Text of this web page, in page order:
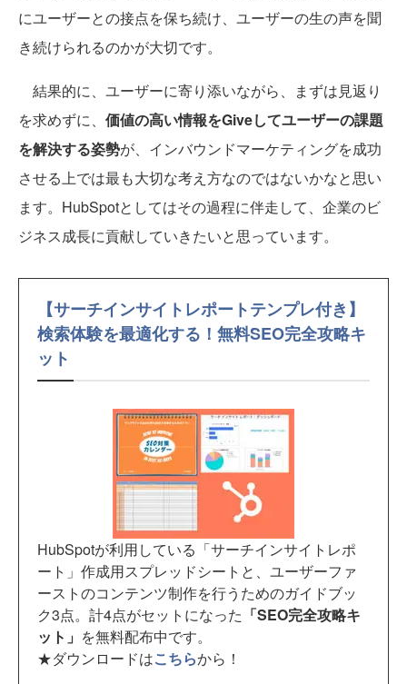
にユーザーとの接点を保ち続け、ユーザーの生の声を聞
き続けられるのかが大切です。
結果的に、ユーザーに寄り添いながら、まずは見返り
を求めずに、 価値の高い情報をGiveしてユーザーの課題
を解決する姿勢が、インバウンドマーケティングを成功
させる上では最も大切な考え方なのではないかなと思い
ます。HubSpotとしてはその過程に伴走して、企業のビ
ジネス成長に貢献していきたいと思っています。
【サーチインサイトレポートテンプレ付き】
検索体験を最適化する！無料SEO完全攻略キ
ット
HubSpotが利用している「サーチインサイトレポ
ート」作成用スプレッドシートと、ユーザーファ
ーストのコンテンツ制作を行うためのガイドブッ
ク3点。計4点がセットになった 「SEO完全攻略キ
ット」 を無料配布中です。
★ダウンロードはこちらから！